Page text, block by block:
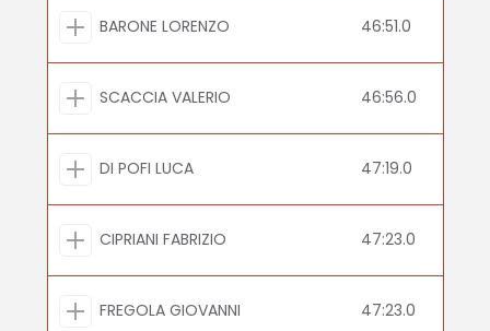
BARONE LORENZO 46:51.0
SCACCIA VALERIO 46:56.0
DI POFI LUCA 47:19.0
CIPRIANI FABRIZIO 47:23.0
FREGOLA GIOVANNI 47:23.0